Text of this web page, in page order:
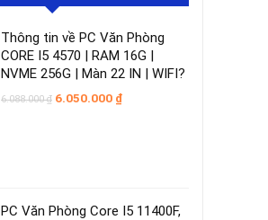
Thông tin về PC Văn Phòng
CORE I5 4570 | RAM 16G |
NVME 256G | Màn 22 IN | WIFI?
6.088.000₫ Giá
6.050.000 ₫Giá
PC Văn Phòng Core I5 11400F,